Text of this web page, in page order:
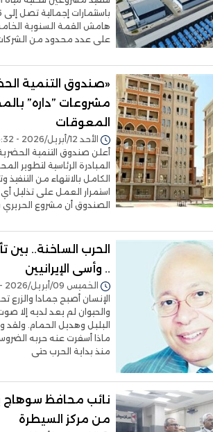
هامش القمة السنوية
على عدد محدود من الشركات
«صندوق التنمية
مشروعات ”داره”
المعوقات
الأحد 12/أبريل/2026 - 06:32 م
أعلن صندوق التنمية
المبادرة الرئاسية لتطوير
الكامل بالانتهاء من
استمرار العمل على تذليل
الصندوق أن مشروع الحريري
الحرب الساخنة.. بين
.. وأسى الإيرانيين
الخميس 09/أبريل/2026 - 01:56 م
الإنسان أصبح جمادا والزرع
والحيوان لم يعد لديه إلا
البلبل وهديل الحمام. ولقد
ماذا أسفرت عنه حربه
منذ بداية الحرب حتى
نائب محافظ سوهاج
من مركز السيطرة